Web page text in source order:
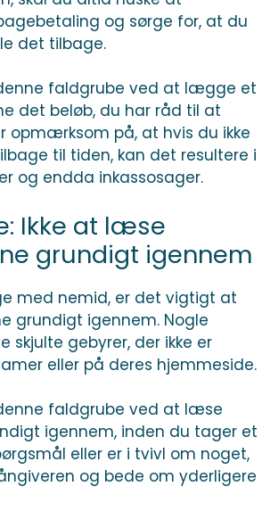
og sørge for, at du
det tilbage.
faldgrube ved at lægge et
det beløb, du har råd til at
opmærksom på, at hvis du ikke
til tiden, kan det resultere i
og endda inkassosager.
Ikke at læse
grundigt igennem
med nemid, er det vigtigt at
grundigt igennem. Nogle
skjulte gebyrer, der ikke er
eller på deres hjemmeside.
faldgrube ved at læse
igennem, inden du tager et
eller er i tvivl om noget,
og bede om yderligere